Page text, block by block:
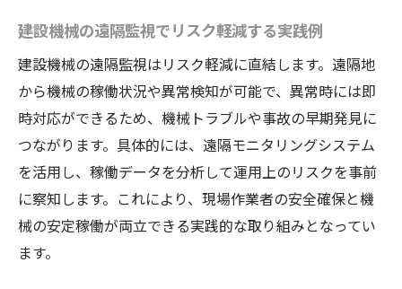
建設機械の遠隔監視でリスク軽減する実践例
建設機械の遠隔監視はリスク軽減に直結します。遠隔地
から機械の稼働状況や異常検知が可能で、異常時には即
時対応ができるため、機械トラブルや事故の早期発見に
つながります。具体的には、遠隔モニタリングシステム
を活用し、稼働データを分析して運用上のリスクを事前
に察知します。これにより、現場作業者の安全確保と機
械の安定稼働が両立できる実践的な取り組みとなってい
ます。